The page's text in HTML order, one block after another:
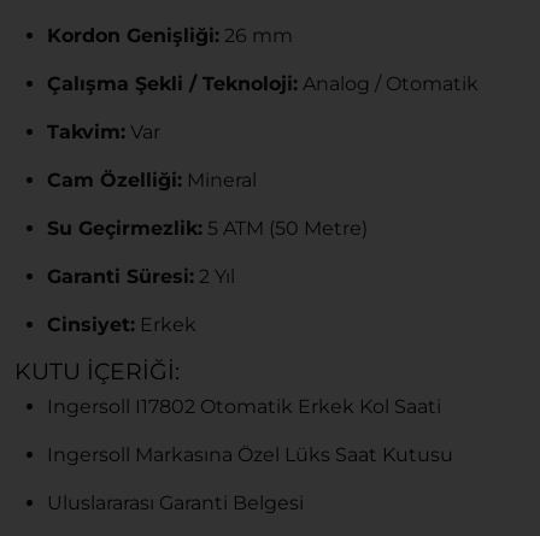
Kordon Genişliği: 26 mm
Çalışma Şekli / Teknoloji: Analog / Otomatik
Takvim: Var
Cam Özelliği: Mineral
Su Geçirmezlik: 5 ATM (50 Metre)
Garanti Süresi: 2 Yıl
Cinsiyet: Erkek
KUTU İÇERIĞI:
Ingersoll I17802 Otomatik Erkek Kol Saati
Ingersoll Markasına Özel Lüks Saat Kutusu
Uluslararası Garanti Belgesi